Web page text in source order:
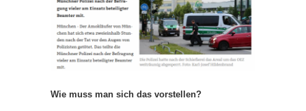
Wie muss man sich das vorstellen?